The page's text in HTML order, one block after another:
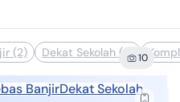
(2) Dekat Sekolah (2) 10
BanjirDekat Sekolah